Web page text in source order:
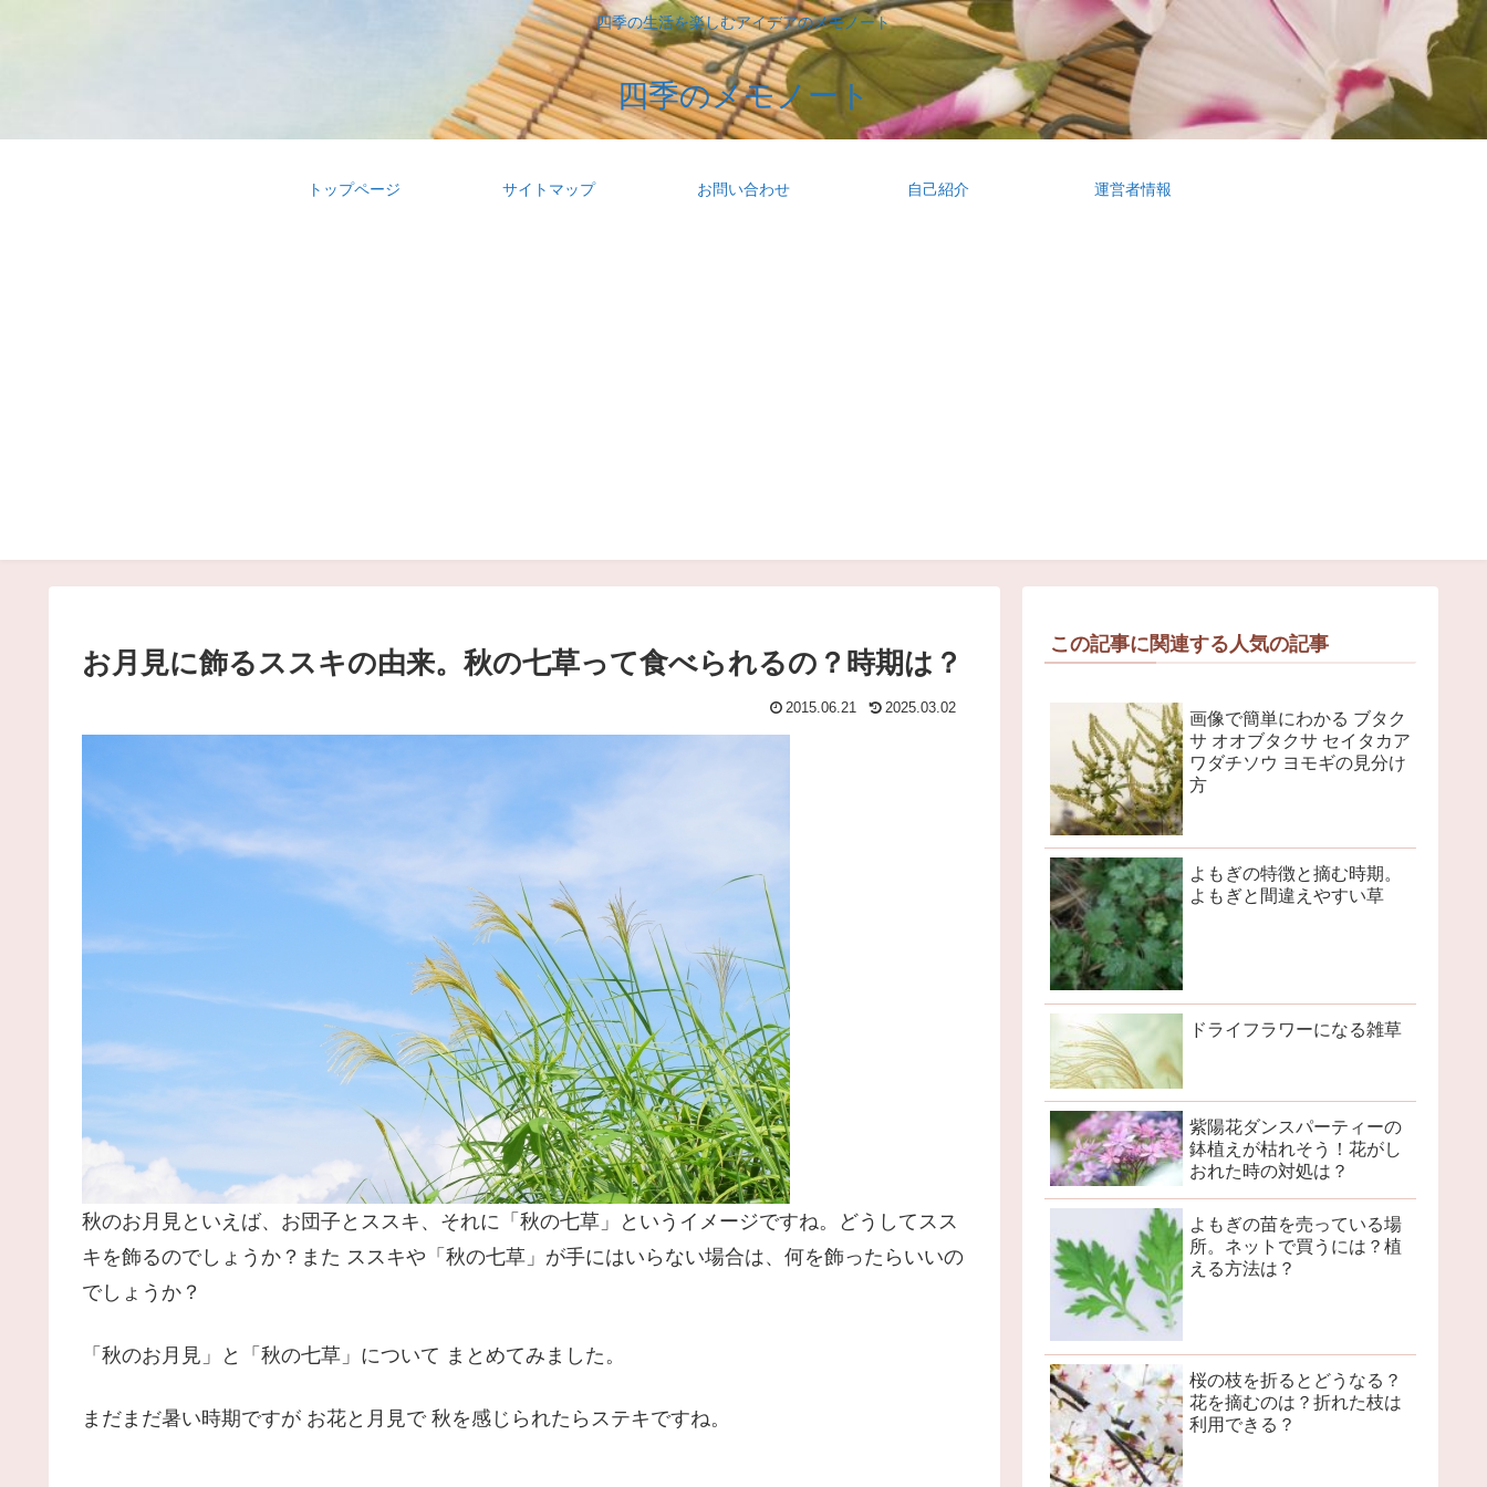
四季の生活を楽しむアイデアのメモノート
四季のメモノート
トップページ サイトマップ お問い合わせ 自己紹介 運営者情報
お月見に飾るススキの由来。秋の七草って食べられるの？時期は？
2015.06.21 2025.03.02
秋のお月見といえば、お団子とススキ、それに「秋の七草」というイメージですね。どうしてスス
キを飾るのでしょうか？また ススキや「秋の七草」が手にはいらない場合は、何を飾ったらいいの
でしょうか？
「秋のお月見」と「秋の七草」について まとめてみました。
まだまだ暑い時期ですが お花と月見で 秋を感じられたらステキですね。
この記事に関連する人気の記事
画像で簡単にわかる ブタク
サ オオブタクサ セイタカア
ワダチソウ ヨモギの見分け
方
よもぎの特徴と摘む時期。
よもぎと間違えやすい草
ドライフラワーになる雑草
紫陽花ダンスパーティーの
鉢植えが枯れそう！花がし
おれた時の対処は？
よもぎの苗を売っている場
所。ネットで買うには？植
える方法は？
桜の枝を折るとどうなる？
花を摘むのは？折れた枝は
利用できる？